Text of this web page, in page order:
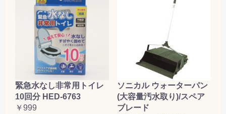
緊急水なし非常用トイレ
10回分 HED-6763
￥999
ソニカル ウォーターパン
(大容量汚水取り)/スペア
ブレード